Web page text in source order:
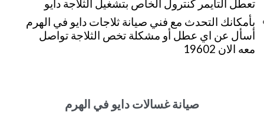
تعطل التايمر كنترول الخاص بتشغيل الثلاجة دايو
بأمكانك التحدث مع فني صيانة ثلاجات دايو في الهرم
أسأل عن اي عطل أو مشكلة تخص الثلاجة تواصل
معه الان 19602
صيانة غسالات دايو في الهرم